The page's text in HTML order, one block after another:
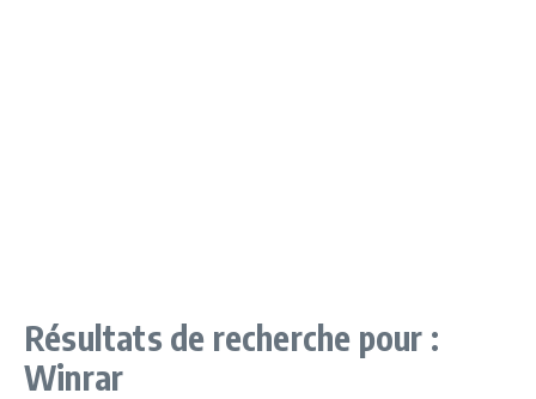
Résultats de recherche pour :
Winrar